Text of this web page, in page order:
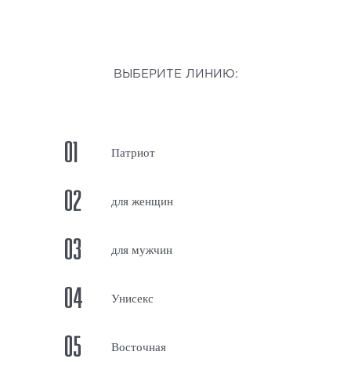
ВЫБЕРИТЕ ЛИНИЮ:
01 Патриот
02 для женщин
03 для мужчин
04 Унисекс
05 Восточная